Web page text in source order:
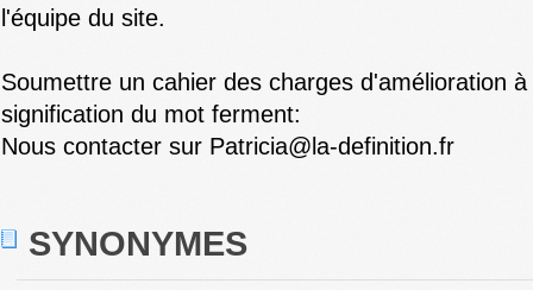
l'équipe du site.
Soumettre un cahier des charges d'amélioration
signification du mot ferment:
Nous contacter sur Patricia@la-definition.fr
SYNONYMES